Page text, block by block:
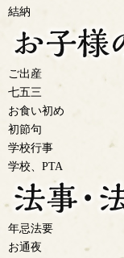
結納
ご出産
七五三
お食い初め
初節句
学校行事
学校、PTA
年忌法要
お通夜